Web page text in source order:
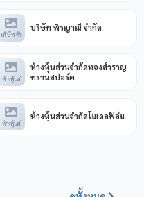
บริษัท พิร
บริษัท พิรญาณี จำกัด
ห้างหุ้นส่
ห้างหุ้นส่วนจำกัดทองสำราญ
ทรานสปอร์ต
ห้างหุ้นส่
ห้างหุ้นส่วนจำกัดโมเดลฟิล์ม